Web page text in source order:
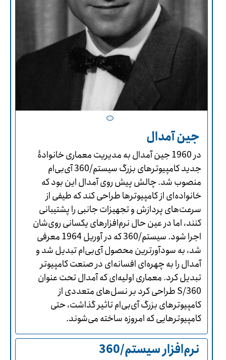
جین آمدال
در 1960 جین آمدال به مدیریت معماری خانوادۀ
جدید کامپیوترهای بزرگ سیستم/360 آی‌بی‌ام
منصوب شد. چالش پیش روی آمدال این بود که
خانواده‌ای از کامپیوترها طراحی کند که طیفی از
سرعت‌های پردازش و تجهیزات جانبی را پشتیبانی
کنند، اما در عین حال نرم‌افزارهای یکسانی روی‌شان
اجرا شود. سیستم/360 که در آوریل 1964 معرفی
شد، به سودآورترین محصول آی‌بی‌ام تبدیل شد و
آمدال را به چهره‌ای افسانه‌ای در صنعت کامپیوتر
تبدیل کرد. معماری اولیه‌ای که آمدال تحت عنوان
S/360 طراحی کرد بر نسل‌های متعددی از
کامپیوترهای بزرگ آی‌بی‌ام تاثیر گذاشت، حتی
کامپیوترهایی که امروزه ساخته می‌شوند.
نرم‌افزار سیستم/360